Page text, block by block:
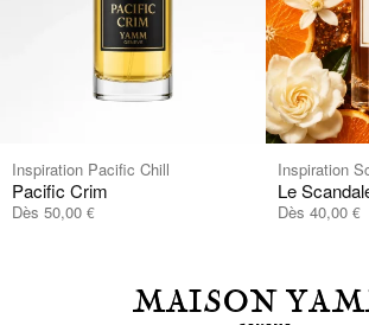
Inspiration Pacific Chill
Pacific Crim
Dès 50,00 €
Inspiration
Le
Dès 40,00 €
MAISON